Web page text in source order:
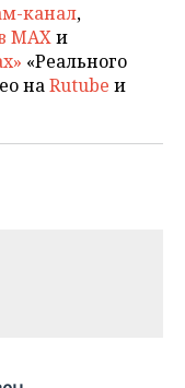
канал,
MAXи
«Реального
наRutube и